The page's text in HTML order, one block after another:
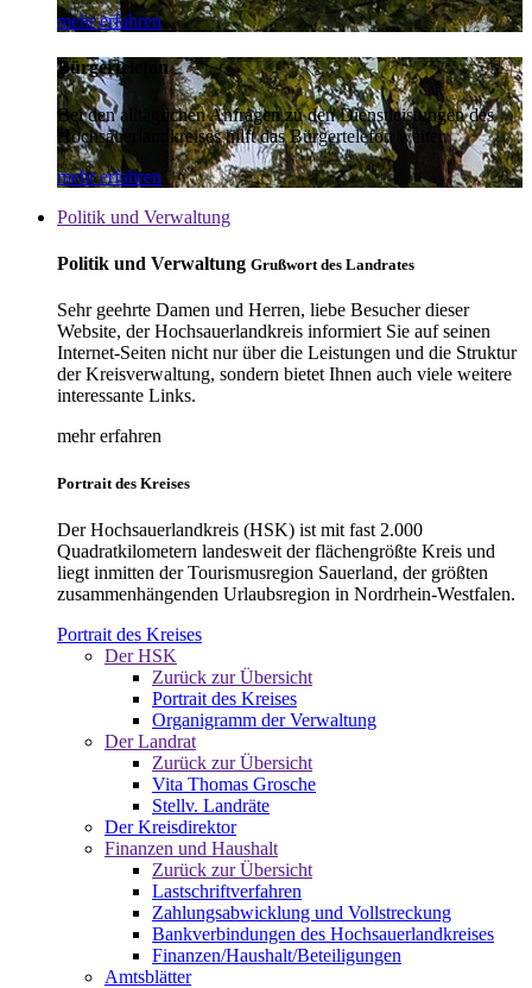
mehr erfahren
Bürgertelefon
Bei den alltäglichen Anfragen zu den Dienstleistungen des
Hochsauerlandkreises hilft das Bürgertelefon weiter.
mehr erfahren
Politik und Verwaltung
Politik und Verwaltung Grußwort des Landrates
Sehr geehrte Damen und Herren, liebe Besucher dieser
Website, der Hochsauerlandkreis informiert Sie auf seinen
Internet-Seiten nicht nur über die Leistungen und die Struktur
der Kreisverwaltung, sondern bietet Ihnen auch viele weitere
interessante Links.
mehr erfahren
Portrait des Kreises
Der Hochsauerlandkreis (HSK) ist mit fast 2.000
Quadratkilometern landesweit der flächengrößte Kreis und
liegt inmitten der Tourismusregion Sauerland, der größten
zusammenhängenden Urlaubsregion in Nordrhein-Westfalen.
Portrait des Kreises
Der HSK
Zurück zur Übersicht
Portrait des Kreises
Organigramm der Verwaltung
Der Landrat
Zurück zur Übersicht
Vita Thomas Grosche
Stellv. Landräte
Der Kreisdirektor
Finanzen und Haushalt
Zurück zur Übersicht
Lastschriftverfahren
Zahlungsabwicklung und Vollstreckung
Bankverbindungen des Hochsauerlandkreises
Finanzen/Haushalt/Beteiligungen
Amtsblätter